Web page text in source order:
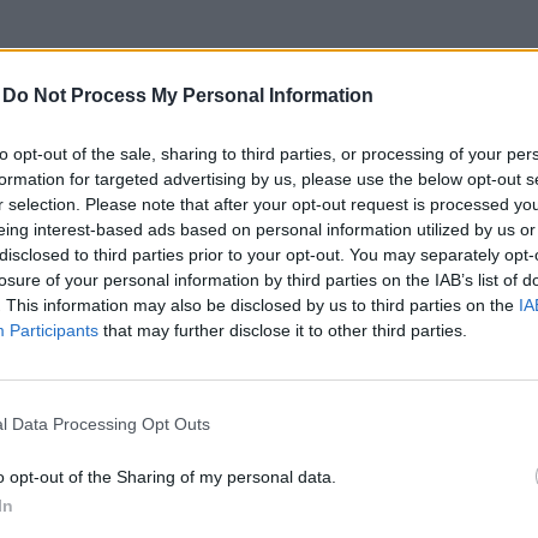
Do Not Process My Personal Information
opt-out of the sale, sharing to third parties, or processing of your
for targeted advertising by us, please use the below opt-out
selection. Please note that after your opt-out request is processed
interest-based ads based on personal information utilized by us
to third parties prior to your opt-out. You may separately
of your personal information by third parties on the IAB’s list of
This information may also be disclosed by us to third parties on the
Participants that may further disclose it to other third parties.
Data Processing Opt Outs
opt-out of the Sharing of my personal data.
) lehet jelentkezni, előzetes
A szakvezetésekre való bejelentkezés a
Új gyalogosátkelők és jelzőlámpás